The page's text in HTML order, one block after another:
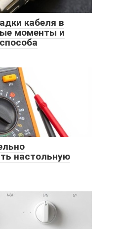
кабеля в
моменты и
настольную